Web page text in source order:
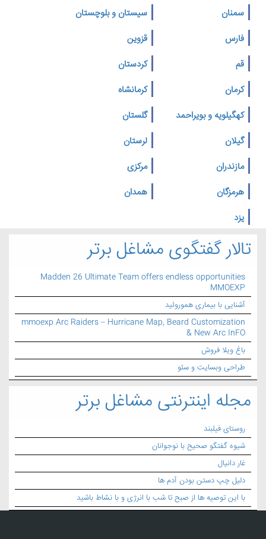
سمنان
سیستان و بلوچستان
فارس
قزوین
قم
کردستان
کرمان
کرمانشاه
کهگیلویه و بویراحمد
گلستان
گیلان
لرستان
مازندران
مرکزی
هرمزگان
همدان
یزد
تالار گفتگوی مشاغل برتر
Madden 26 Ultimate Team offers endless opportunities
MMOEXP
آشنایی با بیماری هموروئید
mmoexp Arc Raiders – Hurricane Map, Beard Customization
& New Arc InFO
باغ ویلا فروش
طراحی وبسایت و سئو
مجله اینترنتی مشاغل برتر
روستای فیلبند
شیوه گفتگو صحیح با نوجوانان
غار دانیال
دلیل چپ دستن بودن آدم ها
با این توصیه ها از صبح تا شب با انرژی و با نشاط باشید